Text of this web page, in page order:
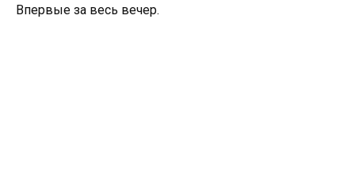
Впервые за весь вечер.